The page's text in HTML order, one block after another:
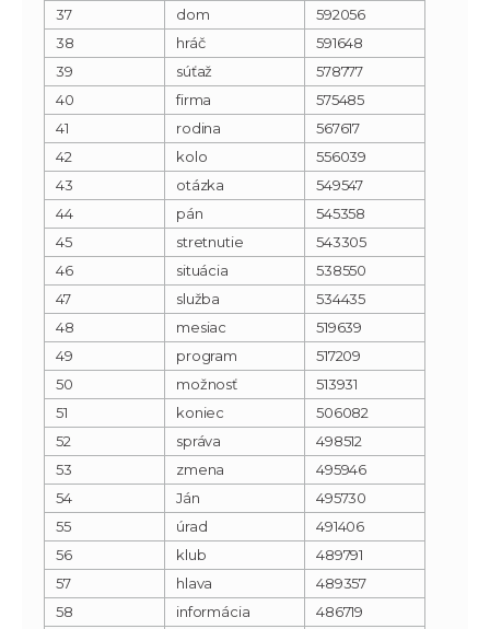
37
dom
592056
38
hráč
591648
39
súťaž
578777
40
firma
575485
41
rodina
567617
42
kolo
556039
43
otázka
549547
44
pán
545358
45
stretnutie
543305
46
situácia
538550
47
služba
534435
48
mesiac
519639
49
program
517209
50
možnosť
513931
51
koniec
506082
52
správa
498512
53
zmena
495946
54
Ján
495730
55
úrad
491406
56
klub
489791
57
hlava
489357
58
informácia
486719